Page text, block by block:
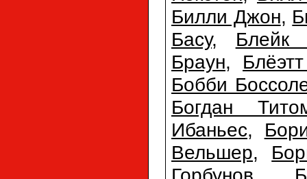
Билли Джон,
Басу, Блейк
Браун,
Бобби
Богдан
Ибаньес,
Вельшер,